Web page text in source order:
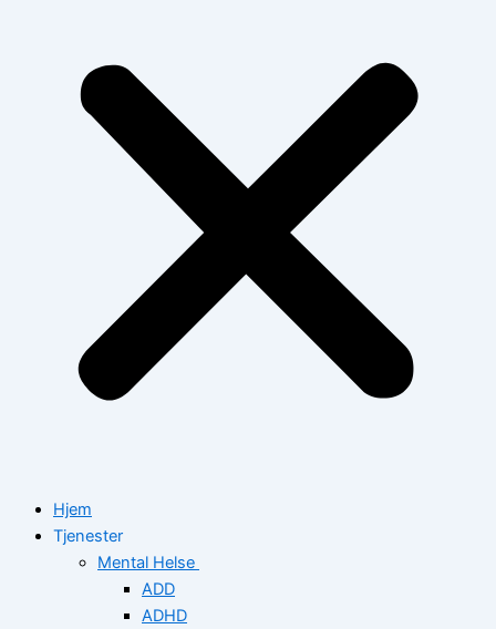
Hjem
Tjenester
Mental Helse
ADD
ADHD